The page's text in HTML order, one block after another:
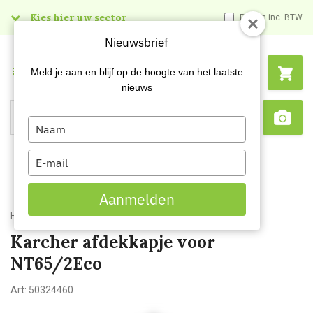
Kies hier uw sector Prijzen inc. BTW
Search
Menu
Home Karcher afdekkapje voor NT65/2Eco
Karcher afdekkapje voor
NT65/2Eco
Art: 50324460
Nieuwsbrief
Meld je aan en blijf op de hoogte van het laatste
nieuws
Type
your
name
Type
your
email
Aanmelden